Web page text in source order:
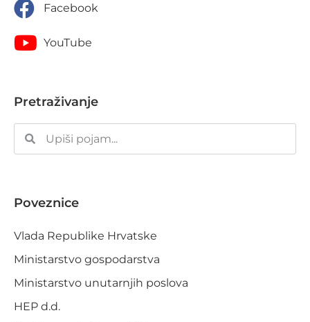
Facebook
YouTube
Pretraživanje
Poveznice
Vlada Republike Hrvatske
Ministarstvo gospodarstva
Ministarstvo unutarnjih poslova
HEP d.d.